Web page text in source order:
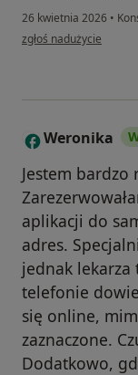
26 kwietnia 2026 •
w opinii użytkownika
zgłoś nadużycie
W Weronika
Jestem bardzo
aplikacji do
adres.
jednak lekarza
telefonie
się online,
zaznaczone.
Dodatkowo,